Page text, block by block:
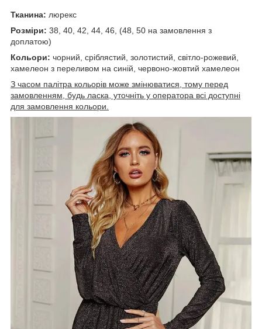
Тканина: люрекс
Розміри: 38, 40, 42, 44, 46, (48, 50 на замовлення з
доплатою)
Кольори: чорний, сріблястий, золотистий, світло-рожевий,
хамелеон з переливом на синій, червоно-жовтий хамелеон
З часом палітра кольорів може змінюватися, тому перед
замовленням, будь ласка, уточніть у оператора всі доступні
для замовлення кольори.